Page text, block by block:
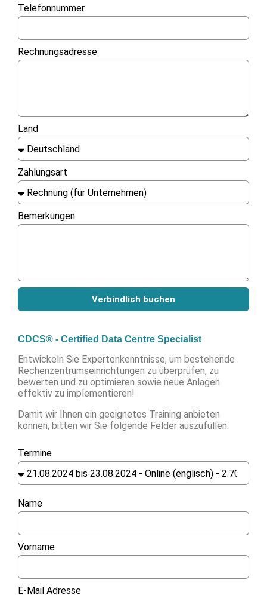
Telefonnummer
Rechnungsadresse
Land
Zahlungsart
Bemerkungen
Verbindlich buchen
CDCS® - Certified Data Centre Specialist
Entwickeln Sie Expertenkenntnisse, um bestehende
Rechenzentrumseinrichtungen zu überprüfen, zu
bewerten und zu optimieren sowie neue Anlagen
effektiv zu implementieren!
Damit wir Ihnen ein geeignetes Training anbieten
können, bitten wir Sie folgende Felder auszufüllen:
Termine
Name
Vorname
E-Mail Adresse